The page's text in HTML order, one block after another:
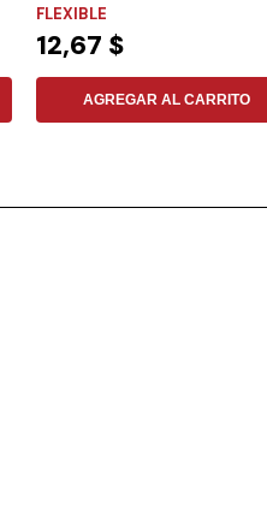
FLEXIBLE
12,67 $
AGREGAR AL CARRITO